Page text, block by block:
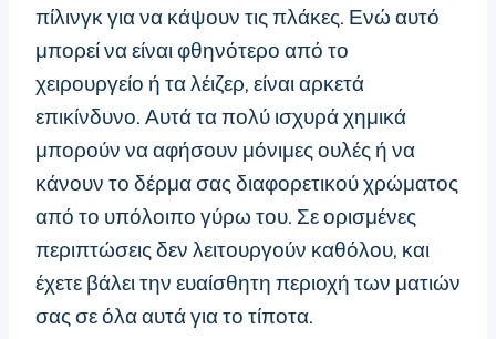
πίλινγκ για να κάψουν τις πλάκες. Ενώ αυτό
μπορεί να είναι φθηνότερο από το
χειρουργείο ή τα λέιζερ, είναι αρκετά
επικίνδυνο. Αυτά τα πολύ ισχυρά χημικά
μπορούν να αφήσουν μόνιμες ουλές ή να
κάνουν το δέρμα σας διαφορετικού χρώματος
από το υπόλοιπο γύρω του. Σε ορισμένες
περιπτώσεις δεν λειτουργούν καθόλου, και
έχετε βάλει την ευαίσθητη περιοχή των ματιών
σας σε όλα αυτά για το τίποτα.